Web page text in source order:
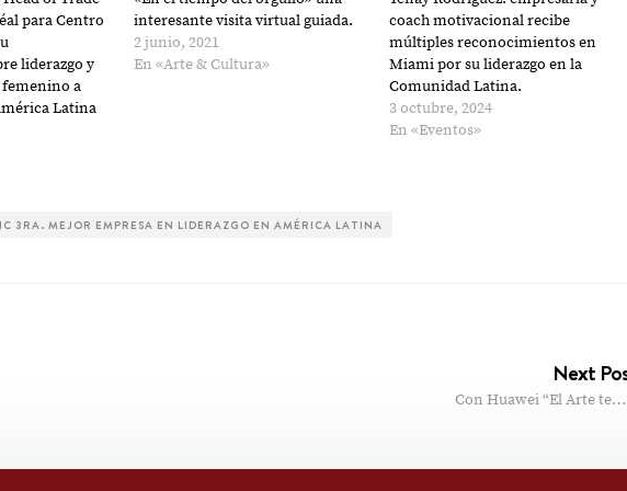
para Centro
liderazgo y
a
Latina
interesante visita virtual guiada.
2 junio, 2021
En «Arte & Cultura»
coach motivacional recibe
múltiples reconocimientos en
Miami por su liderazgo en la
Comunidad Latina.
3 octubre, 2024
En «Eventos»
3RA. MEJOR EMPRESA EN LIDERAZGO EN AMÉRICA LATINA
Next
Con Huawei “El Arte te…